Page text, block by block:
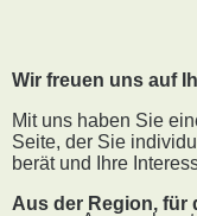
Wir freuen uns auf
Mit uns haben Sie
Seite, der Sie
berät und Ihre
Aus der Region, für